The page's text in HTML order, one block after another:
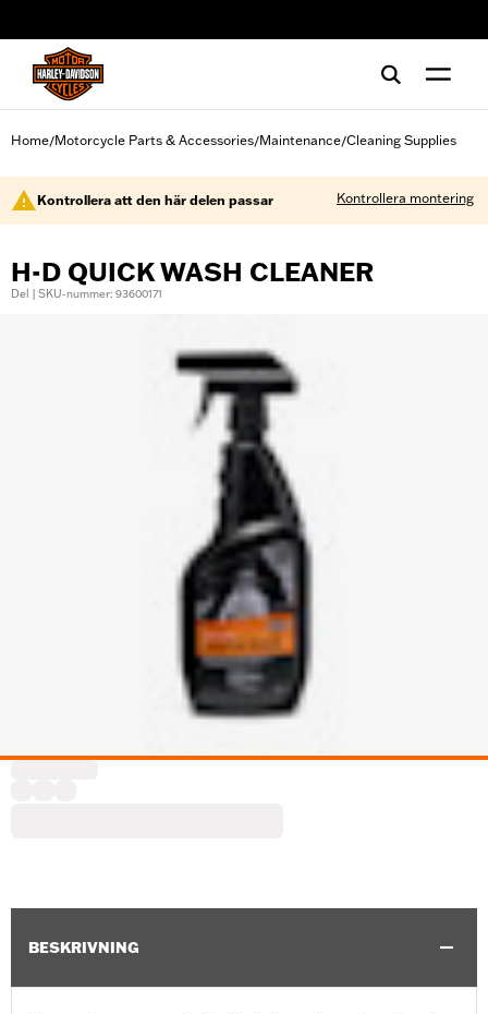
Home/Motorcycle Parts & Accessories/Maintenance/Cleaning Supplies
Kontrollera att den här delen passar Kontrollera montering
H-D QUICK WASH CLEANER
Del | SKU-nummer: 93600171
BESKRIVNING